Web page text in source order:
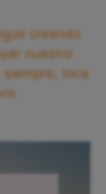
creando
nuestro
toca